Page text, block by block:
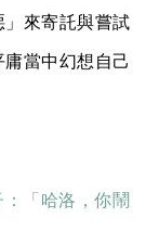
來寄託與嘗試
當中幻想自己
「哈洛，你鬧